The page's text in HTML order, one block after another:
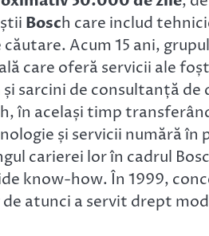
Bosch care includ
Acum 15 ani,
care oferă servicii ale
sarcini de consultanță
în același timp
și servicii numără în
carierei lor în cadrul
know-how. În 1999,
atunci a servit drept